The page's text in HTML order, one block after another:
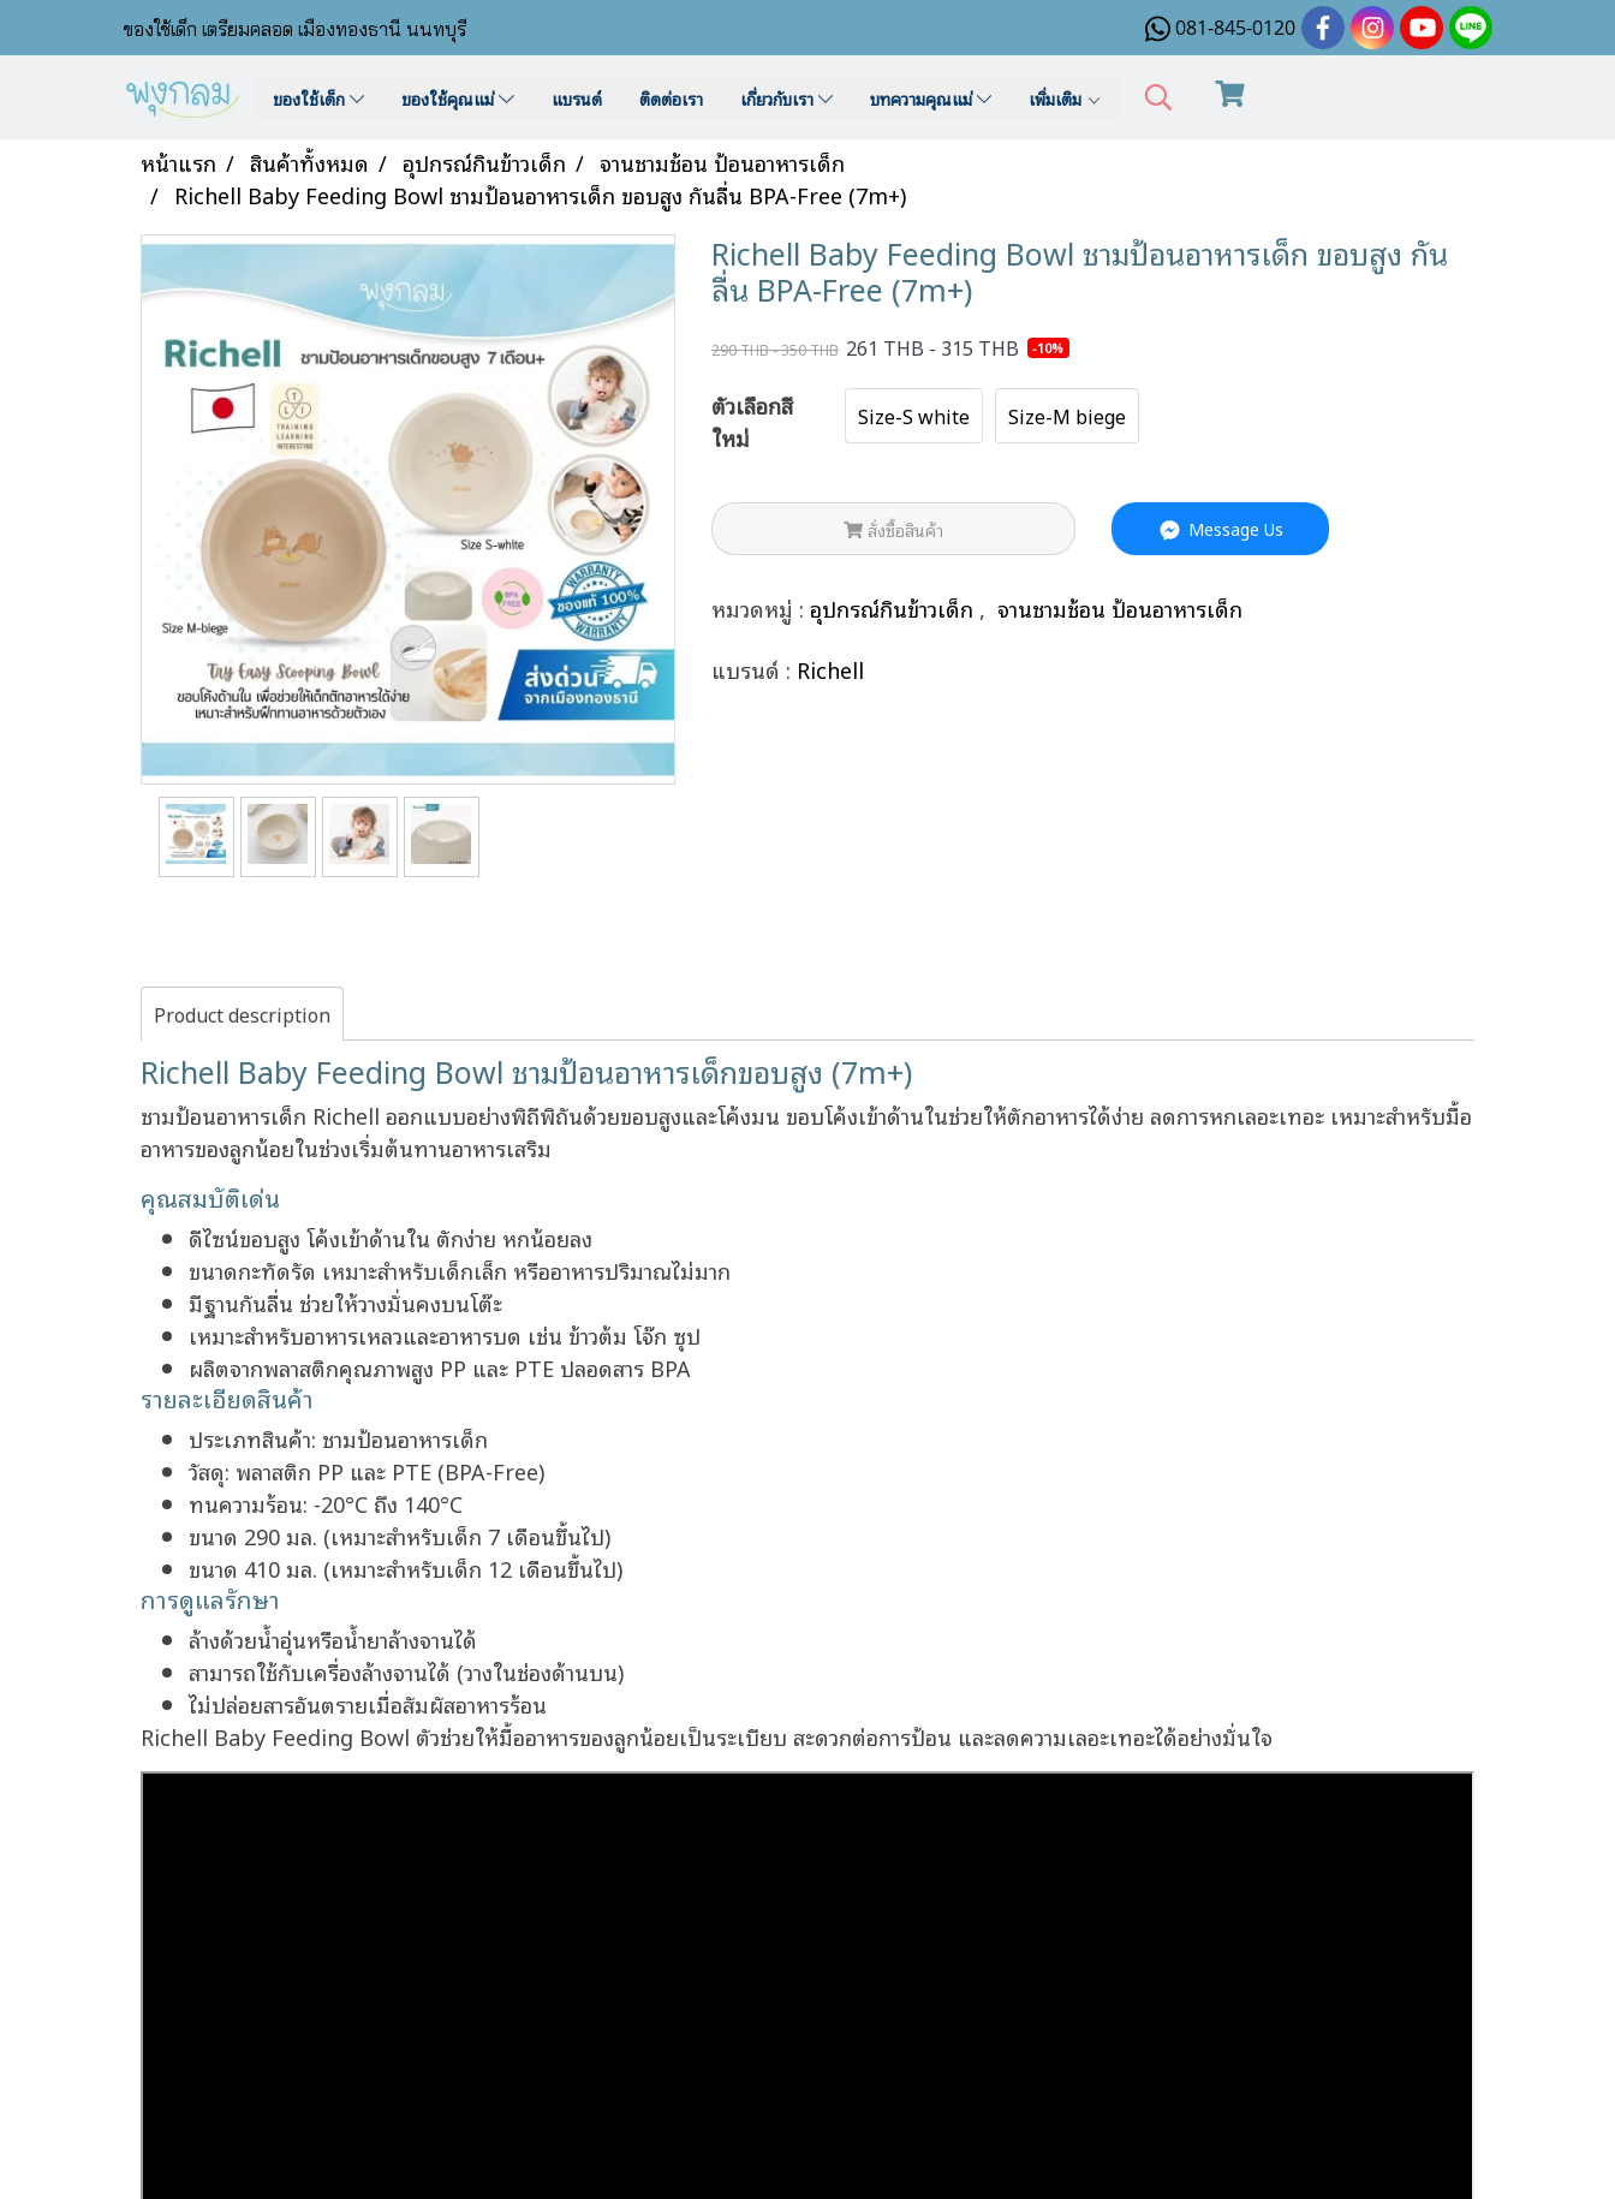
ของใช้เด็ก เตรียมคลอด เมืองทองธานี นนทบุรี 081-845-0120
ของใช้เด็ก ของใช้คุณแม่ แบรนด์ ติดต่อเรา เกี่ยวกับเรา บทความคุณแม่ เพิ่มเติม
หน้าแรก สินค้าทั้งหมด อุปกรณ์กินข้าวเด็ก
จานชามช้อน ป้อนอาหารเด็ก
Richell Baby Feeding Bowl ชามป้อนอาหารเด็ก ขอบสูง กันลื่น BPA-Free (7m+)
Richell Baby Feeding Bowl ชามป้อนอาหารเด็ก ขอบสูง กัน
ลื่น BPA-Free (7m+)
290 THB - 350 THB 261 THB - 315 THB -10%
ตัวเลือกสี
ใหม่
Size-S white Size-M biege
สั่งซื้อสินค้า Message Us
หมวดหมู่ : อุปกรณ์กินข้าวเด็ก , จานชามช้อน ป้อนอาหารเด็ก
แบรนด์ : Richell
Product description
Richell Baby Feeding Bowl ชามป้อนอาหารเด็กขอบสูง (7m+)
ชามป้อนอาหารเด็ก Richell ออกแบบอย่างพิถีพิถันด้วยขอบสูงและโค้งมน ขอบโค้งเข้าด้านในช่วยให้ตักอาหารได้ง่าย ลดการหกเลอะเทอะ เหมาะสำหรับมื้อ
อาหารของลูกน้อยในช่วงเริ่มต้นทานอาหารเสริม
คุณสมบัติเด่น
ดีไซน์ขอบสูง โค้งเข้าด้านใน ตักง่าย หกน้อยลง
ขนาดกะทัดรัด เหมาะสำหรับเด็กเล็ก หรืออาหารปริมาณไม่มาก
มีฐานกันลื่น ช่วยให้วางมั่นคงบนโต๊ะ
เหมาะสำหรับอาหารเหลวและอาหารบด เช่น ข้าวต้ม โจ๊ก ซุป
ผลิตจากพลาสติกคุณภาพสูง PP และ PTE ปลอดสาร BPA
รายละเอียดสินค้า
ประเภทสินค้า: ชามป้อนอาหารเด็ก
วัสดุ: พลาสติก PP และ PTE (BPA-Free)
ทนความร้อน: -20°C ถึง 140°C
ขนาด 290 มล. (เหมาะสำหรับเด็ก 7 เดือนขึ้นไป)
ขนาด 410 มล. (เหมาะสำหรับเด็ก 12 เดือนขึ้นไป)
การดูแลรักษา
ล้างด้วยน้ำอุ่นหรือน้ำยาล้างจานได้
สามารถใช้กับเครื่องล้างจานได้ (วางในช่องด้านบน)
ไม่ปล่อยสารอันตรายเมื่อสัมผัสอาหารร้อน
Richell Baby Feeding Bowl ตัวช่วยให้มื้ออาหารของลูกน้อยเป็นระเบียบ สะดวกต่อการป้อน และลดความเลอะเทอะได้อย่างมั่นใจ